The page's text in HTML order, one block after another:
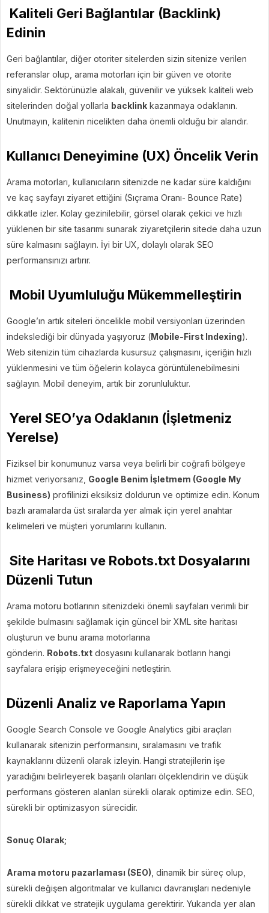
Kaliteli Geri Bağlantılar (Backlink)
Edinin
Geri bağlantılar, diğer otoriter sitelerden sizin sitenize verilen
referanslar olup, arama motorları için bir güven ve otorite
sinyalidir. Sektörünüzle alakalı, güvenilir ve yüksek kaliteli web
sitelerinden doğal yollarla backlink kazanmaya odaklanın.
Unutmayın, kalitenin nicelikten daha önemli olduğu bir alandır.
Kullanıcı Deneyimine (UX) Öncelik Verin
Arama motorları, kullanıcıların sitenizde ne kadar süre kaldığını
ve kaç sayfayı ziyaret ettiğini (Sıçrama Oranı- Bounce Rate)
dikkatle izler. Kolay gezinilebilir, görsel olarak çekici ve hızlı
yüklenen bir site tasarımı sunarak ziyaretçilerin sitede daha uzun
süre kalmasını sağlayın. İyi bir UX, dolaylı olarak SEO
performansınızı artırır.
Mobil Uyumluluğu Mükemmelleştirin
Google’ın artık siteleri öncelikle mobil versiyonları üzerinden
indekslediği bir dünyada yaşıyoruz (Mobile-First Indexing).
Web sitenizin tüm cihazlarda kusursuz çalışmasını, içeriğin hızlı
yüklenmesini ve tüm öğelerin kolayca görüntülenebilmesini
sağlayın. Mobil deneyim, artık bir zorunluluktur.
Yerel SEO’ya Odaklanın (İşletmeniz
Yerelse)
Fiziksel bir konumunuz varsa veya belirli bir coğrafi bölgeye
hizmet veriyorsanız, Google Benim İşletmem (Google My
Business) profilinizi eksiksiz doldurun ve optimize edin. Konum
bazlı aramalarda üst sıralarda yer almak için yerel anahtar
kelimeleri ve müşteri yorumlarını kullanın.
Site Haritası ve Robots.txt Dosyalarını
Düzenli Tutun
Arama motoru botlarının sitenizdeki önemli sayfaları verimli bir
şekilde bulmasını sağlamak için güncel bir XML site haritası
oluşturun ve bunu arama motorlarına
gönderin. Robots.txt dosyasını kullanarak botların hangi
sayfalara erişip erişmeyeceğini netleştirin.
Düzenli Analiz ve Raporlama Yapın
Google Search Console ve Google Analytics gibi araçları
kullanarak sitenizin performansını, sıralamasını ve trafik
kaynaklarını düzenli olarak izleyin. Hangi stratejilerin işe
yaradığını belirleyerek başarılı olanları ölçeklendirin ve düşük
performans gösteren alanları sürekli olarak optimize edin. SEO,
sürekli bir optimizasyon sürecidir.
Sonuç Olarak;
Arama motoru pazarlaması (SEO) , dinamik bir süreç olup,
sürekli değişen algoritmalar ve kullanıcı davranışları nedeniyle
sürekli dikkat ve stratejik uygulama gerektirir. Yukarıda yer alan